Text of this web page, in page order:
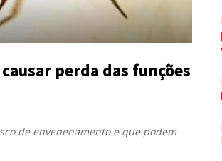
perda das funções
de envenenamento e que podem